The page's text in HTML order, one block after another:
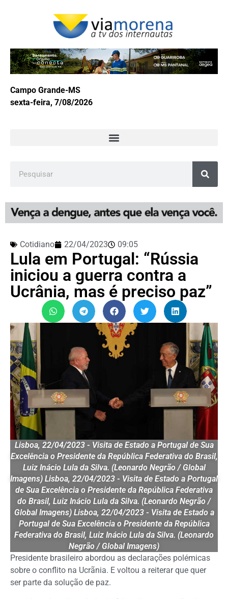
Campo Grande-MS
sexta-feira, 7/08/2026
Cotidiano 22/04/2023 09:05
Lula em Portugal: “Rússia
iniciou a guerra contra a
Ucrânia, mas é preciso paz”
Lisboa, 22/04/2023 - Visita de Estado a Portugal de Sua
Excelência o Presidente da República Federativa do Brasil,
Luiz Inácio Lula da Silva. (Leonardo Negrão / Global
Imagens) Lisboa, 22/04/2023 - Visita de Estado a Portugal
de Sua Excelência o Presidente da República Federativa
do Brasil, Luiz Inácio Lula da Silva. (Leonardo Negrão /
Global Imagens) Lisboa, 22/04/2023 - Visita de Estado a
Portugal de Sua Excelência o Presidente da República
Federativa do Brasil, Luiz Inácio Lula da Silva. (Leonardo
Negrão / Global Imagens)
Presidente brasileiro abordou as declarações polémicas
sobre o conflito na Ucrãnia. E voltou a reiterar que quer
ser parte da solução de paz.